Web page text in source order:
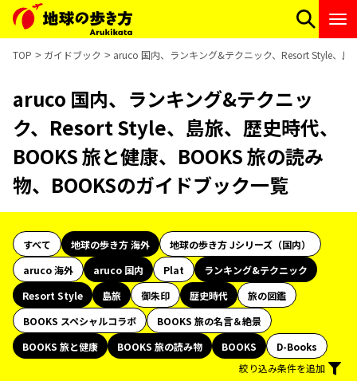
TOP ガイドブック aruco 国内、ランキング&テクニック、Resort Style、島
aruco 国内、ランキング&テクニッ
ク、Resort Style、島旅、歴史時代、
BOOKS 旅と健康、BOOKS 旅の読み
物、BOOKSのガイドブック一覧
すべて 地球の歩き方 海外
地球の歩き方 Jシリーズ（国内）
aruco 海外
aruco 国内 Plat
ランキング&テクニック
Resort Style
島旅 御朱印 歴史時代
旅の図鑑
BOOKS スペシャルコラボ
BOOKS 旅の名言＆絶景
BOOKS 旅と健康
BOOKS 旅の読み物 BOOKS
D-Books
絞り込み条件を追加